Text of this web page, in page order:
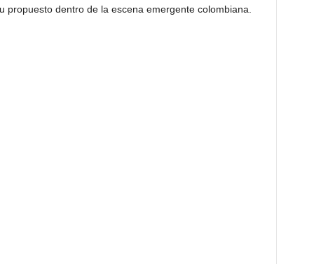
dentro de la escena emergente colombiana.